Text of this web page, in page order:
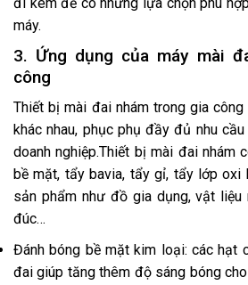
máy.
3. Ứng dụng của máy mài
công
Thiết bị mài đai nhám trong gia
khác nhau, phục phụ đầy đủ nhu
doanh nghiệp.Thiết bị mài đai nhám
bề mặt, tẩy bavia, tẩy gỉ, tẩy lớp oxi
sản phẩm như đồ gia dụng, vật liệu
đúc…
Đánh bóng bề mặt kim loại: các hạt
đai giúp tăng thêm độ sáng bóng